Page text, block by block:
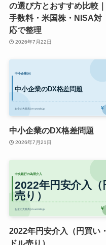
の選び方とおすすめ比較｜
手数料・米国株・NISA対
応で整理
2026年7月22日
中小企業のDX格差問題
2026年7月21日
2022年円安介入（円買い・
ドル売り）